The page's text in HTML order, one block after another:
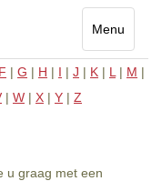
Menu
Toggle
F | G | H | I | J | K | L | M |
| W | X | Y | Z
u graag met een